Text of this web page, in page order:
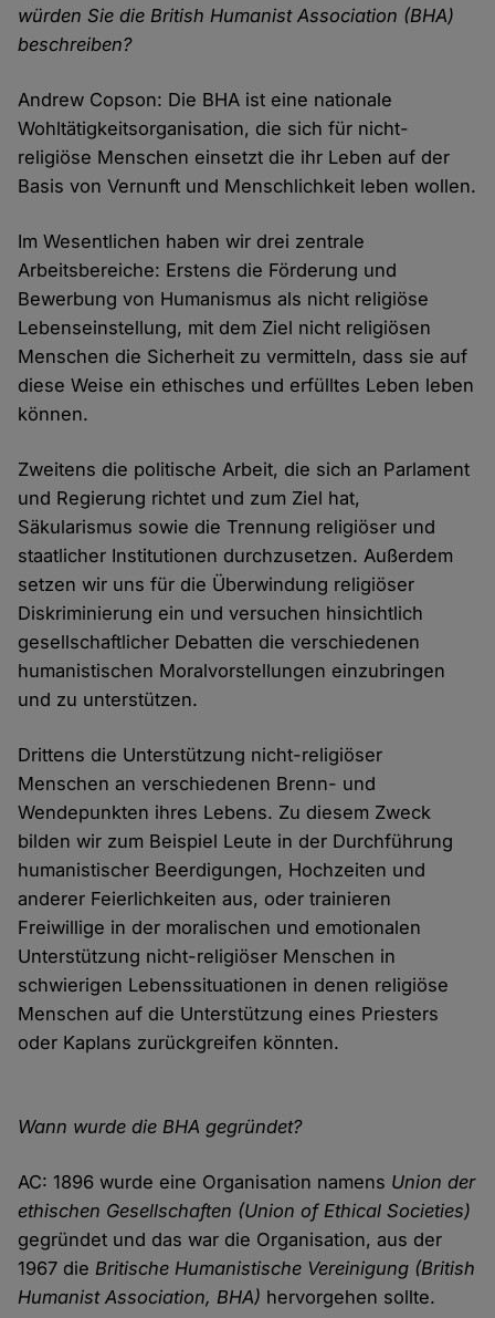
würden Sie die British Humanist Association (BHA)
beschreiben?
Andrew Copson: Die BHA ist eine nationale
Wohltätigkeitsorganisation, die sich für nicht-
religiöse Menschen einsetzt die ihr Leben auf der
Basis von Vernunft und Menschlichkeit leben wollen.
Im Wesentlichen haben wir drei zentrale
Arbeitsbereiche: Erstens die Förderung und
Bewerbung von Humanismus als nicht religiöse
Lebenseinstellung, mit dem Ziel nicht religiösen
Menschen die Sicherheit zu vermitteln, dass sie auf
diese Weise ein ethisches und erfülltes Leben leben
können.
Zweitens die politische Arbeit, die sich an Parlament
und Regierung richtet und zum Ziel hat,
Säkularismus sowie die Trennung religiöser und
staatlicher Institutionen durchzusetzen. Außerdem
setzen wir uns für die Überwindung religiöser
Diskriminierung ein und versuchen hinsichtlich
gesellschaftlicher Debatten die verschiedenen
humanistischen Moralvorstellungen einzubringen
und zu unterstützen.
Drittens die Unterstützung nicht-religiöser
Menschen an verschiedenen Brenn- und
Wendepunkten ihres Lebens. Zu diesem Zweck
bilden wir zum Beispiel Leute in der Durchführung
humanistischer Beerdigungen, Hochzeiten und
anderer Feierlichkeiten aus, oder trainieren
Freiwillige in der moralischen und emotionalen
Unterstützung nicht-religiöser Menschen in
schwierigen Lebenssituationen in denen religiöse
Menschen auf die Unterstützung eines Priesters
oder Kaplans zurückgreifen könnten.
Wann wurde die BHA gegründet?
AC: 1896 wurde eine Organisation namens Union der
ethischen Gesellschaften (Union of Ethical Societies)
gegründet und das war die Organisation, aus der
1967 dieBritische Humanistische Vereinigung (British
Humanist Association, BHA) hervorgehen sollte.